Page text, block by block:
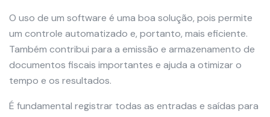
O uso de um software é uma boa solução, pois permite
um controle automatizado e, portanto, mais eficiente.
Também contribui para a emissão e armazenamento de
documentos fiscais importantes e ajuda a otimizar o
tempo e os resultados.
É fundamental registrar todas as entradas e saídas para